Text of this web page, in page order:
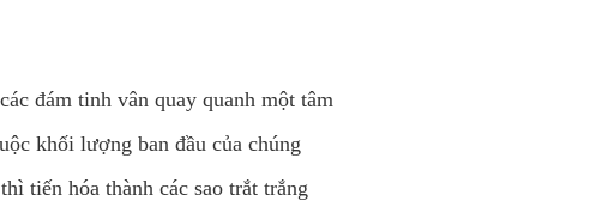
đám tinh vân quay quanh một tâm
khối lượng ban đầu của chúng
tiến hóa thành các sao trắt trắng